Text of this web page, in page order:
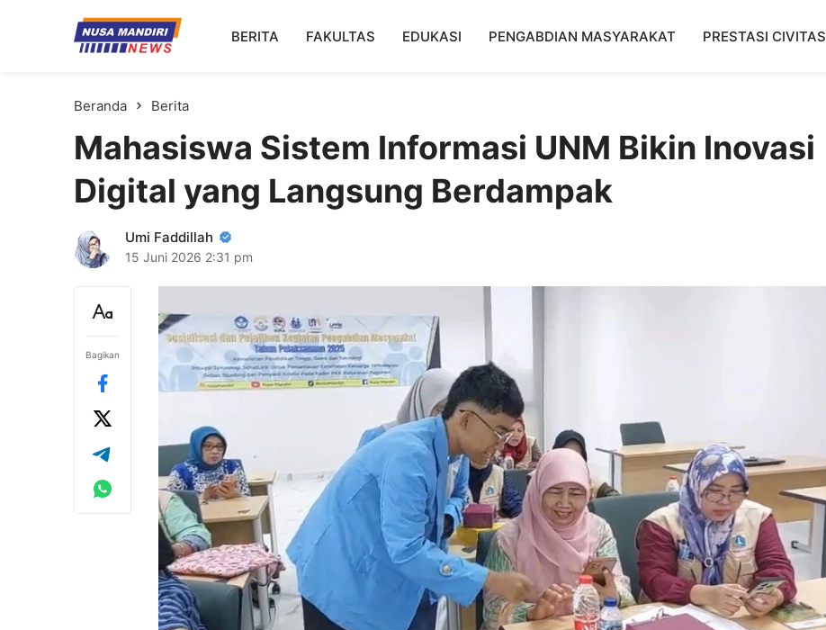
Kampus Digital Bisnis
Universitas Nusa Mandiri
BERITA FAKULTAS EDUKASI PENGABDIAN MASYARAKAT PRESTASI CIVITAS
Beranda Berita
Mahasiswa Sistem Informasi UNM Bikin Inovasi
Digital yang Langsung Berdampak
Umi Faddillah
15 Juni 2026 2:31 pm
Bagikan